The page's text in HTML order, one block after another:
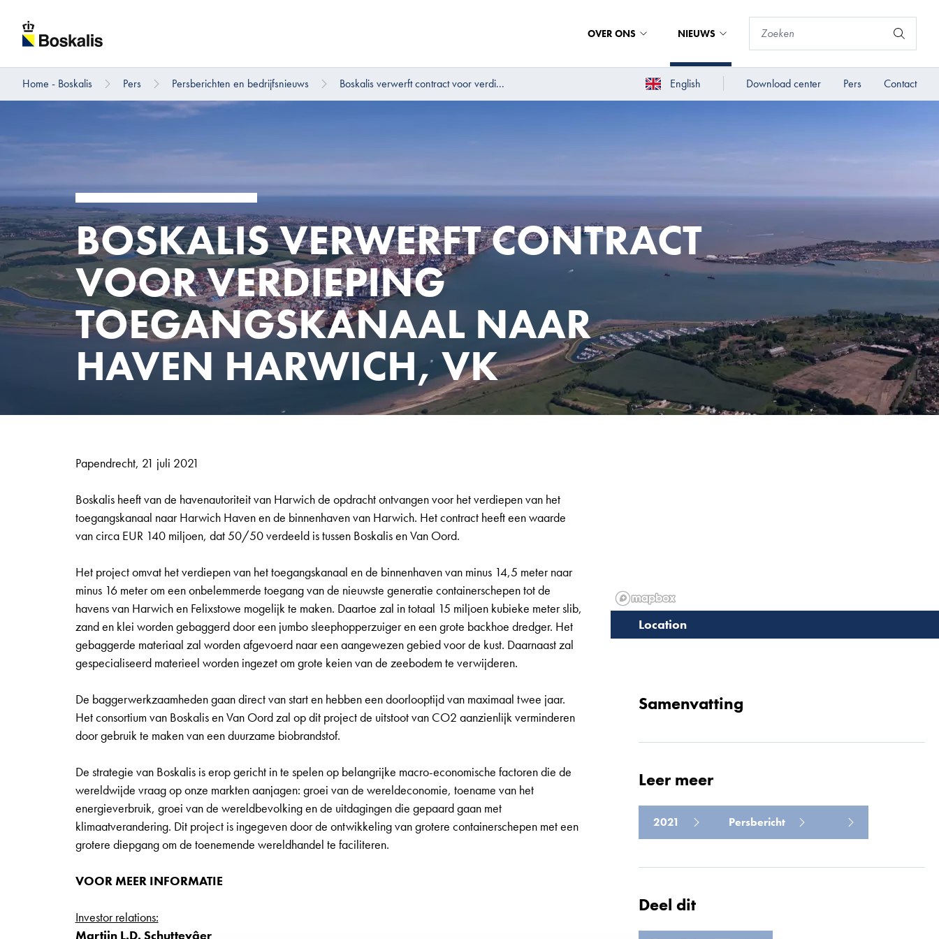
OVER ONS NIEUWS
Home - Boskalis Pers Persberichten en bedrijfsnieuws Boskalis verwerft contract voor verdi... English Download center Pers Contact
BOSKALIS VERWERFT CONTRACT
VOOR VERDIEPING
TOEGANGSKANAAL NAAR
HAVEN HARWICH, VK
Papendrecht, 21 juli 2021
Boskalis heeft van de havenautoriteit van Harwich de opdracht ontvangen voor het verdiepen van het
toegangskanaal naar Harwich Haven en de binnenhaven van Harwich. Het contract heeft een waarde
van circa EUR 140 miljoen, dat 50/50 verdeeld is tussen Boskalis en Van Oord.
Het project omvat het verdiepen van het toegangskanaal en de binnenhaven van minus 14,5 meter naar
minus 16 meter om een onbelemmerde toegang van de nieuwste generatie containerschepen tot de
havens van Harwich en Felixstowe mogelijk te maken. Daartoe zal in totaal 15 miljoen kubieke meter slib,
zand en klei worden gebaggerd door een jumbo sleephopperzuiger en een grote backhoe dredger. Het
gebaggerde materiaal zal worden afgevoerd naar een aangewezen gebied voor de kust. Daarnaast zal
gespecialiseerd materieel worden ingezet om grote keien van de zeebodem te verwijderen.
De baggerwerkzaamheden gaan direct van start en hebben een doorlooptijd van maximaal twee jaar.
Het consortium van Boskalis en Van Oord zal op dit project de uitstoot van CO2 aanzienlijk verminderen
door gebruik te maken van een duurzame biobrandstof.
De strategie van Boskalis is erop gericht in te spelen op belangrijke macro-economische factoren die de
wereldwijde vraag op onze markten aanjagen: groei van de wereldeconomie, toename van het
energieverbruik, groei van de wereldbevolking en de uitdagingen die gepaard gaan met
klimaatverandering. Dit project is ingegeven door de ontwikkeling van grotere containerschepen met een
grotere diepgang om de toenemende wereldhandel te faciliteren.
VOOR MEER INFORMATIE
Investor relations:
Martijn L.D. Schuttevâer
Samenvatting
Leer meer
2021 Persbericht
Deel dit